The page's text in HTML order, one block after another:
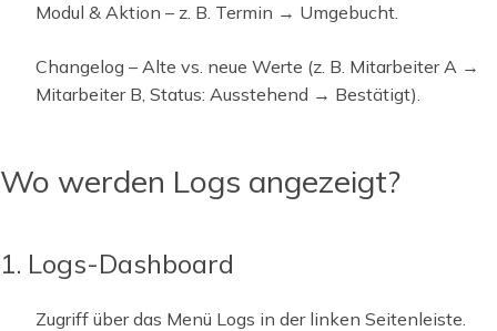
Modul & Aktion – z. B. Termin → Umgebucht.
Changelog – Alte vs. neue Werte (z. B. Mitarbeiter A →
Mitarbeiter B, Status: Ausstehend → Bestätigt).
Wo werden Logs angezeigt?
1. Logs-Dashboard
Zugriff über das Menü Logs in der linken Seitenleiste.